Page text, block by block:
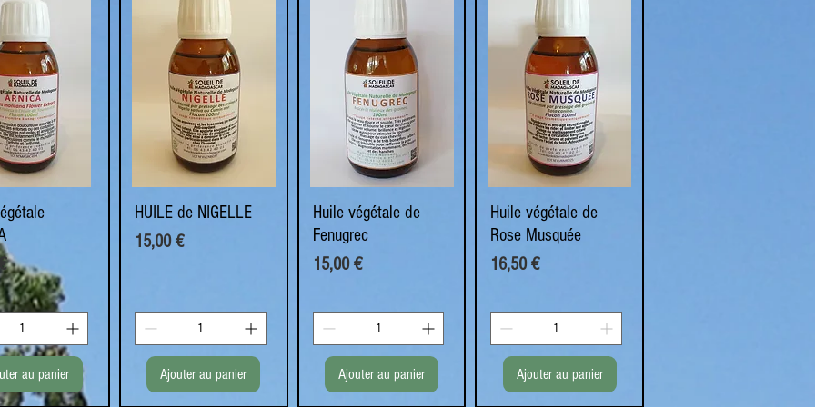
rapide
au panier
Aperçu rapide
HUILE de NIGELLE
Prix
15,00 €
Ajouter au panier
Aperçu rapide
Huile végétale de
Fenugrec
Prix
15,00 €
Ajouter au panier
Aperçu rapide
Huile végétale de
Rose Musquée
Prix
16,50 €
Ajouter au panier